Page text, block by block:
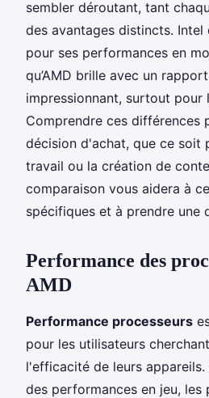
sembler déroutant, tant
des avantages distincts. Intel
pour ses performances en
qu’AMD brille avec un
impressionnant, surtout pour
Comprendre ces différences
décision d'achat, que ce soit
travail ou la création de
comparaison vous aidera à
spécifiques et à prendre une
Performance des
AMD
Performance processeurs
pour les utilisateurs
l'efficacité de leurs
des performances en jeu, les